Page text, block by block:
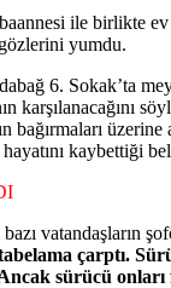
ile birlikte
gözlerini yumdu.
6. Sokak’ta
bağırmaları
hayatını
vatandaşların
çarptı.
sürücü